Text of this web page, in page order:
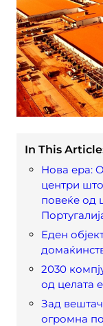
In This
Нова ера:
центри
повеќе од
Eден
2030
од целата
Зад
огромна